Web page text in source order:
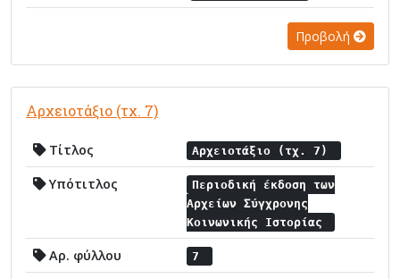
Προβολή
Αρχειοτάξιο (τχ. 7)
Τίτλος Αρχειοτάξιο (τχ. 7)
Υπότιτλος
Περιοδική έκδοση των
Αρχείων Σύγχρονης
Κοινωνικής Ιστορίας
Αρ. φύλλου 7